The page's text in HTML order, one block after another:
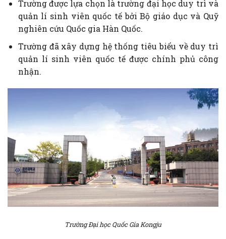
Trường được lựa chọn là trường đại học duy trì và
quản lí sinh viên quốc tế bởi Bộ giáo dục và Quỹ
nghiên cứu Quốc gia Hàn Quốc.
Trường đã xây dựng hệ thống tiêu biểu về duy trì
quản lí sinh viên quốc tế được chính phủ công
nhận.
Trường Đại học Quốc Gia Kongju